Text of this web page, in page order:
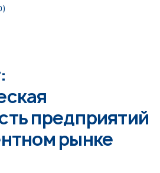
предприятий
рынке